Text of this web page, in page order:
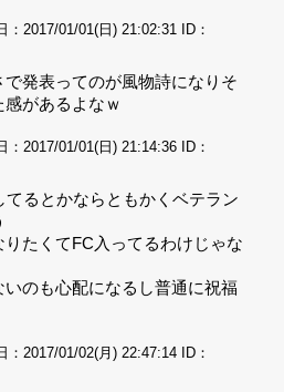
：2017/01/01(日) 21:02:31
ID：
発表ってのが風物詩になりそ
があるよなｗ
：2017/01/01(日) 21:14:36
ID：
てるとかならともかくベテラン
たくてFC入ってるわけじゃな
いのも心配になるし普通に祝福
：2017/01/02(月) 22:47:14
ID：